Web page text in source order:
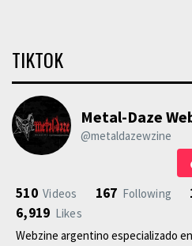
TIKTOK
Metal-Daze
@metaldazewzine
510 Videos 167 Following
6,919 Likes
Webzine argentino especializado